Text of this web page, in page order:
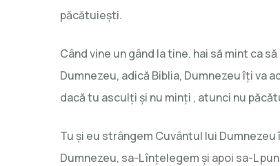
păcătuiești.
Când vine un gând la tine. hai să mint ca
Dumnezeu, adică Biblia, Dumnezeu îți va
dacă tu asculți și nu minți , atunci nu
Tu și eu strângem Cuvântul lui
Dumnezeu, sa-L înțelegem și apoi sa-L